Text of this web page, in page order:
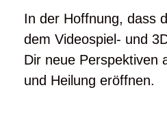
In der Hoffnung, dass
dem Videospiel- und
Dir neue Perspektiven
und Heilung eröffnen.